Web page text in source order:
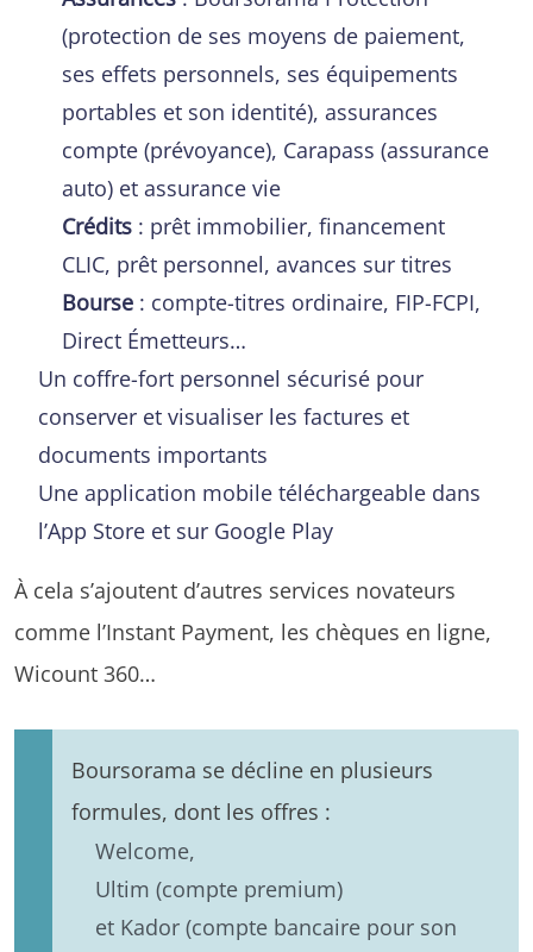
(protection de ses moyens de paiement,
ses effets personnels, ses équipements
portables et son identité), assurances
compte (prévoyance), Carapass (assurance
auto) et assurance vie
Crédits : prêt immobilier, financement
CLIC, prêt personnel, avances sur titres
Bourse : compte-titres ordinaire, FIP-FCPI,
Direct Émetteurs…
Un coffre-fort personnel sécurisé pour
conserver et visualiser les factures et
documents importants
Une application mobile téléchargeable dans
l’App Store et sur Google Play
À cela s’ajoutent d’autres services novateurs
comme l’Instant Payment, les chèques en ligne,
Wicount 360…
Boursorama se décline en plusieurs
formules, dont les offres :
Welcome,
Ultim (compte premium)
et Kador (compte bancaire pour son